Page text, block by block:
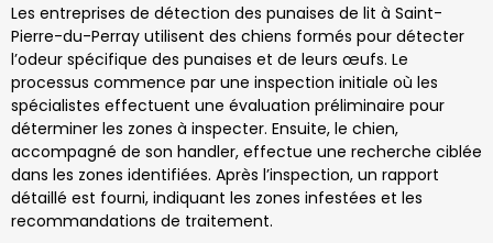
Les entreprises de détection des punaises de lit à Saint-
Pierre-du-Perray utilisent des chiens formés pour détecter
l’odeur spécifique des punaises et de leurs œufs. Le
processus commence par une inspection initiale où les
spécialistes effectuent une évaluation préliminaire pour
déterminer les zones à inspecter. Ensuite, le chien,
accompagné de son handler, effectue une recherche ciblée
dans les zones identifiées. Après l’inspection, un rapport
détaillé est fourni, indiquant les zones infestées et les
recommandations de traitement.